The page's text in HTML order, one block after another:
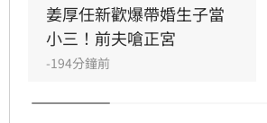
姻史也遭挖出。面對外界排山倒
姜厚任展現霸氣護愛態度，強調
背景影響，更笑稱即便女友是文
不受外界負面傳聞干擾，堅定捍
的戀情。
姜厚任新歡爆帶婚生子當
小三！前夫嗆正宮
-194分鐘前